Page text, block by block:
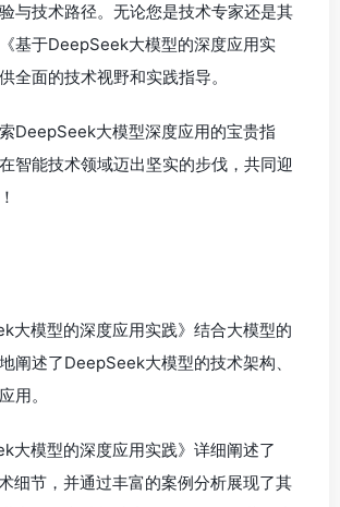
与技术路径。无论您是技术专家还是其
基于DeepSeek大模型的深度应用实
全面的技术视野和实践指导。
DeepSeek大模型深度应用的宝贵指
智能技术领域迈出坚实的步伐，共同迎